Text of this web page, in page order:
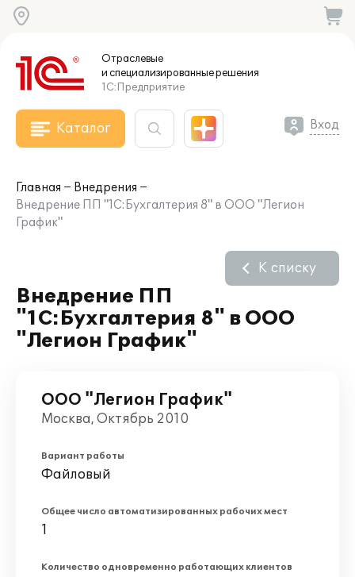
Отраслевые
и специализированныерешения
1С:Предприятие
Каталог Вход
Главная
Внедрения
Внедрение ПП "1С:Бухгалтерия 8" в ООО "Легион
График"
Внедрение ПП
"1С:Бухгалтерия 8" в ООО
"Легион График"
К списку
ООО "Легион График"
Москва, Октябрь 2010
Вариант работы
Файловый
Общее число автоматизированных рабочих мест
1
Количество одновременно работающих клиентов